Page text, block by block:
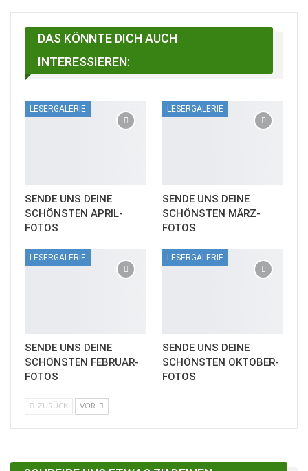
Facebook Messenger
DAS KÖNNTE DICH AUCH
INTERESSIEREN:
LESERGALERIE
SENDE UNS DEINE
SCHÖNSTEN APRIL-
FOTOS
LESERGALERIE
SENDE UNS DEINE
SCHÖNSTEN MÄRZ-
FOTOS
LESERGALERIE
SENDE UNS DEINE
SCHÖNSTEN FEBRUAR-
FOTOS
LESERGALERIE
SENDE UNS DEINE
SCHÖNSTEN OKTOBER-
FOTOS
ZURÜCK VOR